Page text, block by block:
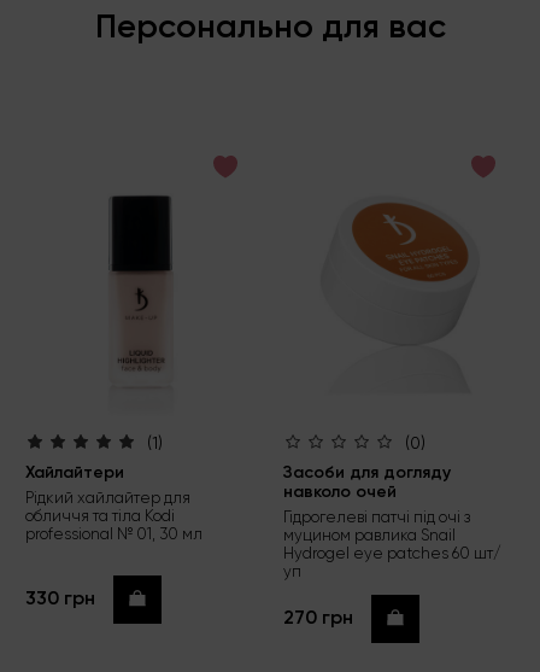
(мені 56) шкіри. Не
скачується протягом дня.
найменшої крапочки, що
дозволяє використовувати
Персонально для вас
(1)
Хайлайтери
Рідкий хайлайтер для
обличчя та тіла Kodi
professional № 01, 30 мл
330 грн Купити
(0)
Засоби для догляду
навколо очей
Гідрогелеві патчі під очі з
муцином равлика Snail
Hydrogel eye patches 60 шт/
уп
270 грн Купити